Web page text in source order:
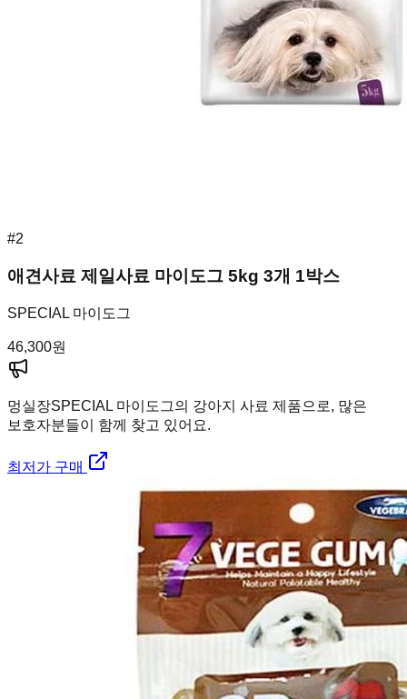
#2
애견사료 제일사료 마이도그 5kg 3개 1박스
SPECIAL 마이도그
46,300원
멍실장SPECIAL 마이도그의 강아지 사료 제품으로, 많은
보호자분들이 함께 찾고 있어요.
최저가 구매